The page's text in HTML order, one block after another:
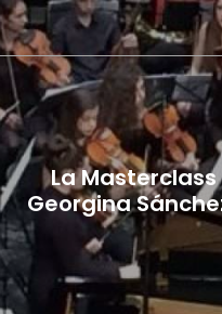
Skip
to
content
La
Georgina